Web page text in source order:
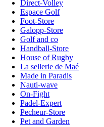
Direct-Volley
Espace Golf
Foot-Store
Galopp-Store
Golf and co
Handball-Store
House of Rugby
La sellerie de Maé
Made in Paradis
Nauti-wave
On-Fight
Padel-Expert
Pecheur-Store
Pet and Garden